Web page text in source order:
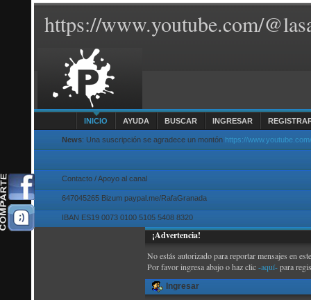
https://www.youtube.com/
INICIO AYUDA BUSCAR INGRESAR
News: Una suscripción se agradece un montón https://
Contacto / Apoyo al canal
647045265 Bizum paypal.me/RafaGranada
IBAN ES19 0073 0100 5105 5408 8320
¡Advertencia!
No estás autorizado para reportar mensajes en
Por favor ingresa abajo o haz clic-aquí-para
Ingresar